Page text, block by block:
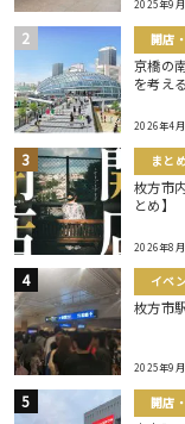
2025年9
開店
京橋の
を考える
2026年4
まと
枚方市
とめ】
2026年8
イベ
枚方市
2025年9
開店